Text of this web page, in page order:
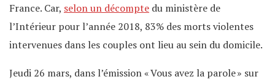
France. Car, selon un décompte du ministère de
l’Intérieur pour l’année 2018, 83% des morts violentes
intervenues dans les couples ont lieu au sein du domicile.
Jeudi 26 mars, dans l’émission « Vous avez la parole » sur